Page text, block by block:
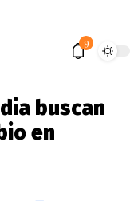
9
buscan
en